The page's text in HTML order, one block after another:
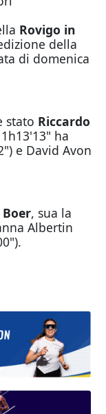
Rovigo in
della
di domenica
stato Riccardo
ha
e David Avon
, sua la
Albertin